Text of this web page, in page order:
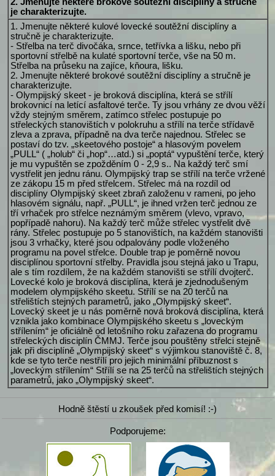
je charakterizujte.
1. Jmenujte některé kulové lovecké soutěžní disciplíny a
stručně je charakterizujte.
- Střelba na terč divočáka, srnce, tetřívka a lišku, nebo při
sportovní střelbě na kulaté sportovní terče, vše na 50 m.
Střelba na průseku na zajíce, kňoura, lišku.
2. Jmenujte některé brokové soutěžní disciplíny a stručně je
charakterizujte.
- Olympijský skeet - je broková disciplína, která se střílí
brokovnicí na letící asfaltové terče. Ty jsou vrhány ze dvou věží
vždy stejným směrem, zatímco střelec postupuje po
střeleckých stanovištích v polokruhu a střílí na terče střídavě
zleva a zprava, případně na dva terče najednou. Střelec se
postaví do tzv. „skeetového postoje“ a hlasovým povelem
„PULL“ ( „holub“ či „hop“…atd.) si „poptá“ vypuštění terče, který
je mu vypuštěn se zpožděním 0 - 2,9 s.. Na každý terč smí
vystřelit jen jednu ránu. Olympijský trap se střílí na terče vržené
ze zákopu 15 m před střelcem. Střelec má na rozdíl od
disciplíny Olympijský skeet zbraň založenu v rameni, po jeho
hlasovém signálu, např. „PULL“, je ihned vržen terč jednou ze
tří vrhaček pro střelce neznámým směrem (vlevo, vpravo,
popřípadě nahoru). Na každý terč může střelec vystřelit dvě
rány. Střelec postupuje po 5 stanovištích, na každém stanovišti
jsou 3 vrhačky, které jsou odpalovány podle vloženého
programu na povel střelce. Double trap je poměrně novou
disciplínou sportovní střelby. Pravidla jsou stejná jako u Trapu,
ale s tím rozdílem, že na každém stanovišti se střílí dvojterč.
Lovecké kolo je broková disciplína, která je zjednodušeným
modelem olympijského skeetu. Střílí se na 20 terčů na
střelištích stejných parametrů, jako „Olympijský skeet“.
Lovecký skeet je u nás poměrně nová broková disciplína, která
vznikla jako kombinace Olympijského skeetu s „loveckým
střílením“ je oficiálně od letošního roku zařazena do programu
střeleckých disciplín ČMMJ. Terče jsou pouštěny střelci stejně
jak při disciplíně „Olympijský skeet“ s výjimkou stanoviště č. 8,
kde se tyto terče nestřílí pro jejich minimální příbuznost s
„loveckým střílením“ Střílí se na 25 terčů na střelištích stejných
parametrů, jako „Olympijský skeet“.
Hodně štěstí u zkoušek před komisí! :-)
Podporujeme: